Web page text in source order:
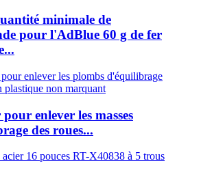
minimale de
pour l'AdBlue 60 g de fer
enlever les masses
des roues...